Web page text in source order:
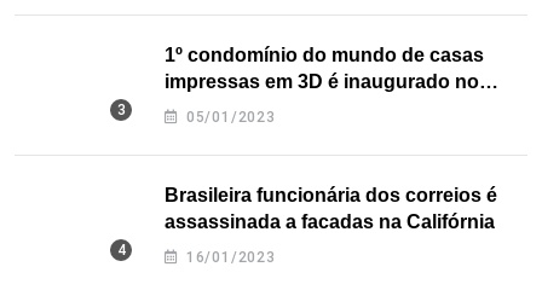
1º condomínio do mundo de casas
impressas em 3D é inaugurado no
Texas
05/01/2023
Brasileira funcionária dos correios é
assassinada a facadas na Califórnia
16/01/2023